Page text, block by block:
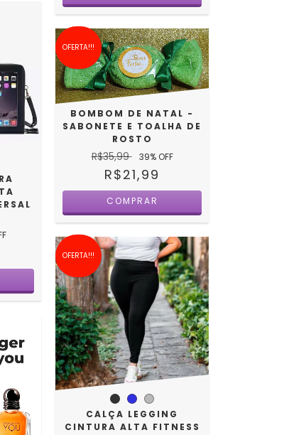
OFERTA!!!
BOMBOM DE NATAL -
SABONETE E TOALHA DE
ROSTO
R$35,99 39% OFF
R$21,99
OFERTA!!!
CALÇA LEGGING
CINTURA ALTA FITNESS